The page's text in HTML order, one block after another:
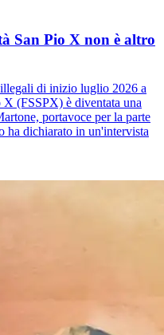
San Pio X non è altro
di inizio luglio 2026 a
X (FSSPX) è diventata una
portavoce per la parte
ha dichiarato in un'intervista